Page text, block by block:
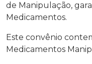
de Manipulação,
Medicamentos.
Este convênio
Medicamentos